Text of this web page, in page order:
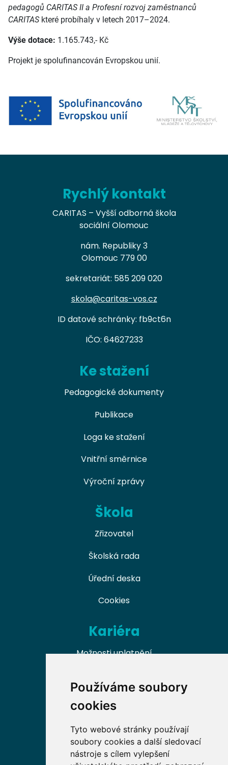
Používáme soubory
cookies
Tyto webové stránky používají
soubory cookies a další sledovací
nástroje s cílem vylepšení
pedagogů CARITAS II a Profesní rozvoj zaměstnanců
CARITAS které probíhaly v letech 2017–2024.
Výše dotace: 1.165.743,- Kč
Projekt je spolufinancován Evropskou unií.
Rychlý kontakt
CARITAS – Vyšší odborná škola
sociální Olomouc
nám. Republiky 3
Olomouc 779 00
sekretariát: 585 209 020
skola@caritas-vos.cz
ID datové schránky: fb9ct6n
IČO: 64627233
Ke stažení
Pedagogické dokumenty
Publikace
Loga ke stažení
Vnitřní směrnice
Výroční zprávy
Škola
Zřizovatel
Školská rada
Úřední deska
Cookies
Kariéra
Možnosti uplatnění
Nabídky práce v oboru